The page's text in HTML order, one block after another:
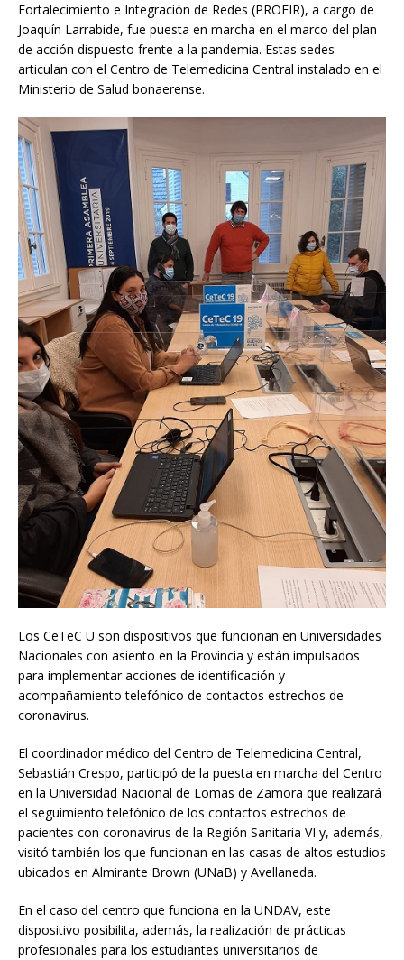
Fortalecimiento e Integración de Redes (PROFIR), a cargo de
Joaquín Larrabide, fue puesta en marcha en el marco del plan
de acción dispuesto frente a la pandemia. Estas sedes
articulan con el Centro de Telemedicina Central instalado en el
Ministerio de Salud bonaerense.
Los CeTeC U son dispositivos que funcionan en Universidades
Nacionales con asiento en la Provincia y están impulsados
para implementar acciones de identificación y
acompañamiento telefónico de contactos estrechos de
coronavirus.
El coordinador médico del Centro de Telemedicina Central,
Sebastián Crespo, participó de la puesta en marcha del Centro
en la Universidad Nacional de Lomas de Zamora que realizará
el seguimiento telefónico de los contactos estrechos de
pacientes con coronavirus de la Región Sanitaria VI y, además,
visitó también los que funcionan en las casas de altos estudios
ubicados en Almirante Brown (UNaB) y Avellaneda.
En el caso del centro que funciona en la UNDAV, este
dispositivo posibilita, además, la realización de prácticas
profesionales para los estudiantes universitarios de